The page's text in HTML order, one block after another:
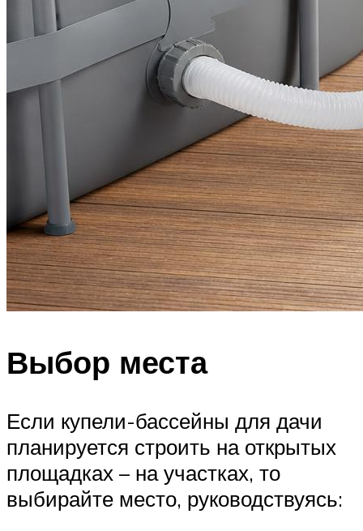
Выбор места
Если купели-бассейны для дачи
планируется строить на открытых
площадках – на участках, то
выбирайте место, руководствуясь: